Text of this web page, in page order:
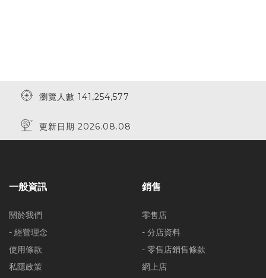
瀏覽人數 141,254,577
更新日期 2026.08.08
一般資訊
關於我們
- 經營理念
使用條款
私隱政策
銷售
零售店
- 分店資料
- 零售店銷售條款
網上店